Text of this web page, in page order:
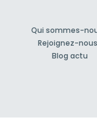
Qui sommes-
Rejoignez-
Blog actu